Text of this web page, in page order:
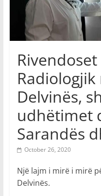
Delvinës,
udhëtimet
Sarandës
October 26, 2020
Një lajm i mirë i mirë
Delvinës.